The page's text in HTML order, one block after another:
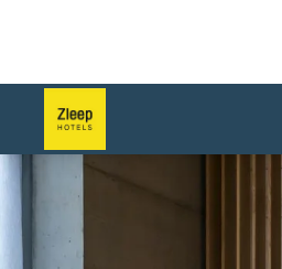
슬라이드 2 의 3